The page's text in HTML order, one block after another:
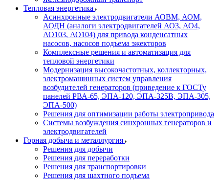
Тепловая энергетика
Асинхронные электродвигатели АОВМ, АОМ,
АОДН (аналоги электродвигателей АО3, АО4,
АО103, АО104) для привода конденсатных
насосов, насосов подъема эжекторов
Комплексные решения и автоматизация для
тепловой энергетики
Модернизация высокочастотных, коллекторных,
электромашинных систем управления
возбудителей генераторов (приведение к ГОСТу
панелей РВА-65, ЭПА-120, ЭПА-325В, ЭПА-305,
ЭПА-500)
Решения для оптимизации работы электропривода
Системы возбуждения синхронных генераторов и
электродвигателей
Горная добыча и металлургия
Решения для добычи
Решения для переработки
Решения для транспортировки
Решения для шахтного подъема